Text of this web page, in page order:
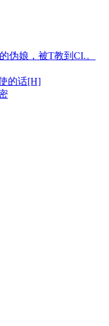
伪娘，被T教到CI.。
的话[H]